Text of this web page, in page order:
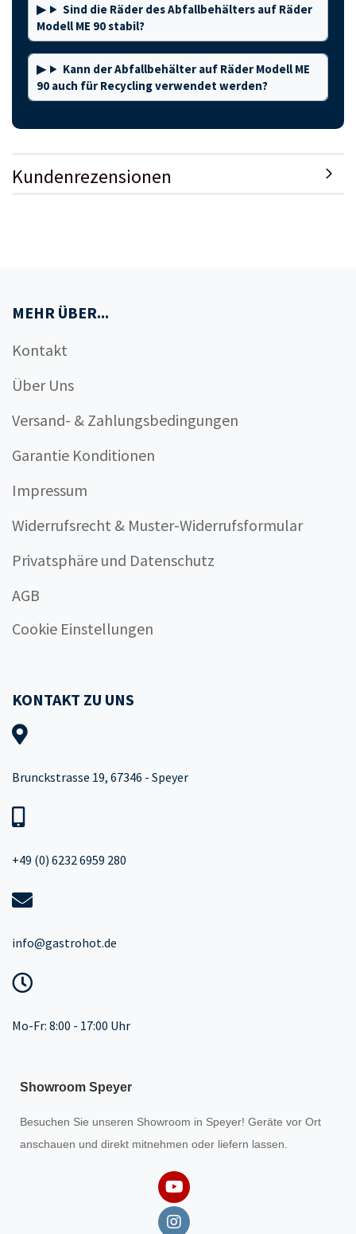
Sind die Räder des Abfallbehälters auf Räder
Modell ME 90 stabil?
Kann der Abfallbehälter auf Räder Modell ME
90 auch für Recycling verwendet werden?
Kundenrezensionen
MEHR ÜBER...
Kontakt
Über Uns
Versand- & Zahlungsbedingungen
Garantie Konditionen
Impressum
Widerrufsrecht & Muster-Widerrufsformular
Privatsphäre und Datenschutz
AGB
Cookie Einstellungen
KONTAKT ZU UNS
Brunckstrasse 19, 67346 - Speyer
+49 (0) 6232 6959 280
info@gastrohot.de
Mo-Fr: 8:00 - 17:00 Uhr
Showroom Speyer
Besuchen Sie unseren Showroom in Speyer! Geräte vor Ort
anschauen und direkt mitnehmen oder liefern lassen.